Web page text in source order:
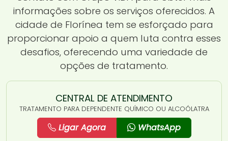
informações sobre os serviços oferecidos. A
cidade de Florínea tem se esforçado para
proporcionar apoio a quem luta contra esses
desafios, oferecendo uma variedade de
opções de tratamento.
CENTRAL DE ATENDIMENTO
TRATAMENTO PARA DEPENDENTE QUÍMICO OU ALCOÓLATRA
Ligar Agora WhatsApp